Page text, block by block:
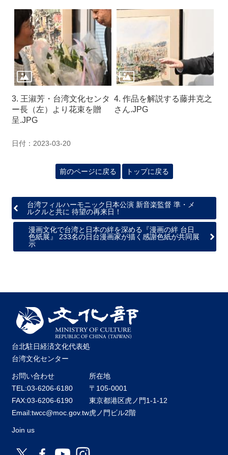
3. 王淑芳・台湾文化センタ
ー長（左）より花束を贈
呈.JPG
4. 作品を解説する藤井克之
さん.JPG
日付：2023-03-20
前のページに戻る トップに戻る
台湾フィルハーモニック日本公演 新音楽監督 準・メ
ルクルと共に 待望の再来日！
漫画文化で台湾と日本の絆を深める『漫画の絆 台日
色紙展』 233名の日台漫画家が描く感謝色紙が共同展
示
台北駐日経済文化代表処
台湾文化センター
お問い合わせ
TEL:03-6206-6180
FAX:03-6206-6190
Email:twcc@moc.gov.tw
所在地
〒105-0001
東京都港区虎ノ門1-1-12
虎ノ門ビル2階
Join us